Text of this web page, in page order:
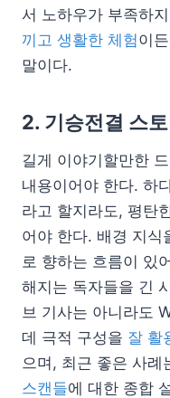
서 노하우가 부족하
끼고 생활한 체험이
말이다.
2. 기승전결 스
길게 이야기할만한
내용이어야 한다. 하
라고 할지라도, 평탄
어야 한다. 배경 지식
로 향하는 흐름이 있
해지는 독자들을 긴
브 기사는 아니라도
데 극적 구성을 잘 활
으며, 최근 좋은 사례
스캔들에 대한 종합